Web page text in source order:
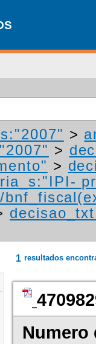
>
>
>
1 resultados
Numero